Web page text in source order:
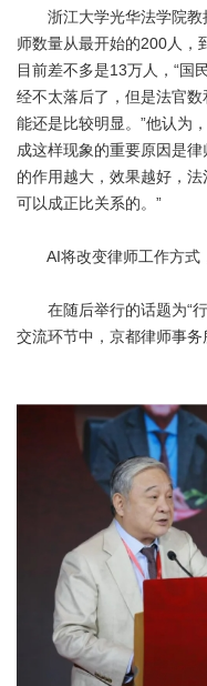
浙江大学光华法学院教
师数量从最开始的200人，
目前差不多是13万人，“国
经不太落后了，但是法官
能还是比较明显。”他认为
成这样现象的重要原因是
的作用越大，效果越好，
可以成正比关系的。”
AI将改变律师工作方式
在随后举行的话题为“行
交流环节中，京都律师事务